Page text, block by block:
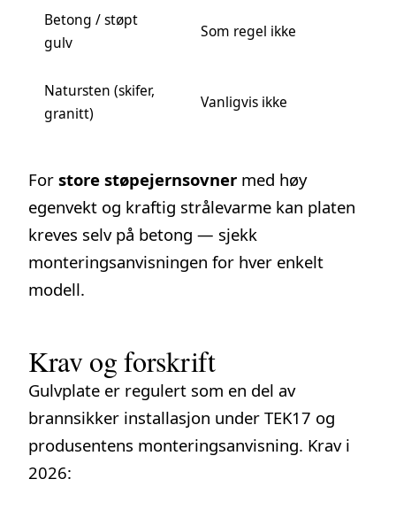
Betong / støpt
gulv
Som regel ikke
Natursten (skifer,
granitt)
Vanligvis ikke
For store støpejernsovner med høy
egenvekt og kraftig strålevarme kan platen
kreves selv på betong — sjekk
monteringsanvisningen for hver enkelt
modell.
Krav og forskrift
Gulvplate er regulert som en del av
brannsikker installasjon under TEK17 og
produsentens monteringsanvisning. Krav i
2026: